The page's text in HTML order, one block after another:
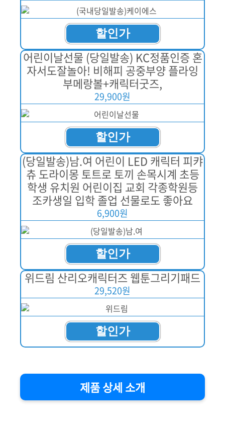
할인가
어린이날선물 (당일발송) KC정품인증 혼
자서도잘놀아! 비해피 공중부양 플라잉
부메랑볼+캐릭터굿즈,
29,900원
할인가
(당일발송)남.여 어린이 LED 캐릭터 피캬
츄 도라이몽 토트로 토끼 손목시계 초등
학생 유치원 어린이집 교회 각종학원등
조카생일 입학 졸업 선물로도 좋아요
6,900원
할인가
위드림 산리오캐릭터즈 웹툰그리기패드
29,520원
할인가
제품 상세 소개